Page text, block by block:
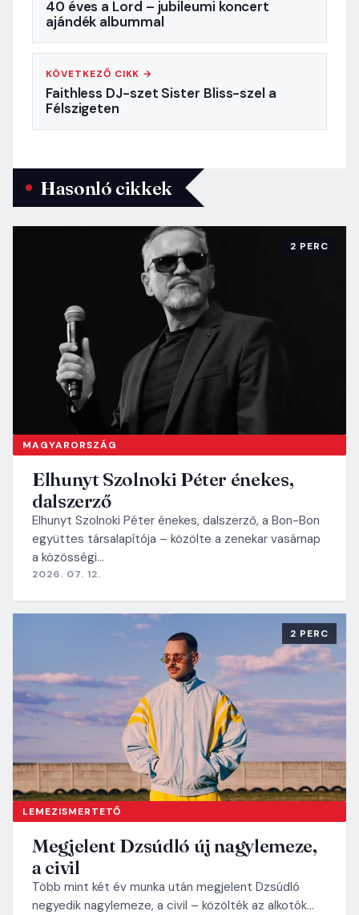
40 éves a Lord – jubileumi koncert
ajándék albummal
KÖVETKEZŐ CIKK →
Faithless DJ-szet Sister Bliss-szel a
Félszigeten
Hasonló cikkek
MAGYARORSZÁG
2 PERC
Elhunyt Szolnoki Péter énekes,
dalszerző
Elhunyt Szolnoki Péter énekes, dalszerző, a Bon-Bon
együttes társalapítója – közölte a zenekar vasárnap
a közösségi…
2026. 07. 12.
LEMEZISMERTETŐ
2 PERC
Megjelent Dzsúdló új nagylemeze,
a civil
Több mint két év munka után megjelent Dzsúdló
negyedik nagylemeze, a civil – közölték az alkotók…